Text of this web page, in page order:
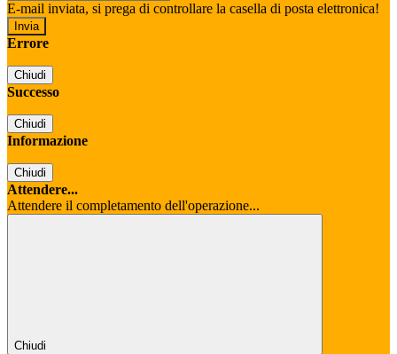
E-mail inviata, si prega di controllare la casella di posta elettronica!
Errore
Chiudi
Successo
Chiudi
Informazione
Chiudi
Attendere...
Attendere il completamento dell'operazione...
Chiudi